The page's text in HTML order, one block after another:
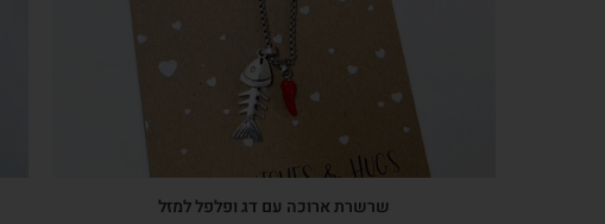
שרשרת ארוכה עם דג ופלפל למזל